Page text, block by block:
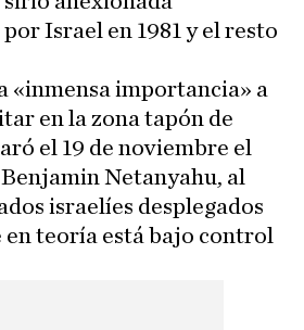
Israel en 1981 y el resto
«inmensa importancia» a
en la zona tapón de
el 19 de noviembre el
Netanyahu, al
israelíes desplegados
en teoría está bajo control